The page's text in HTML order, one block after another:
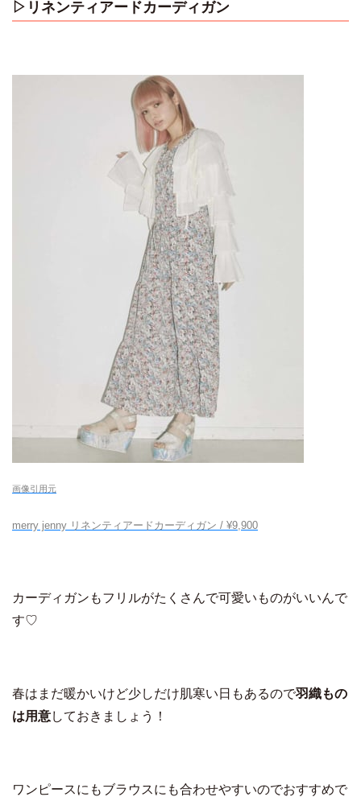
▷リネンティアードカーディガン
画像引用元
merry jenny リネンティアードカーディガン / ¥9,900
カーディガンもフリルがたくさんで可愛いものがいいんで
す♡
春はまだ暖かいけど少しだけ肌寒い日もあるので羽織もの
は用意しておきましょう！
ワンピースにもブラウスにも合わせやすいのでおすすめで